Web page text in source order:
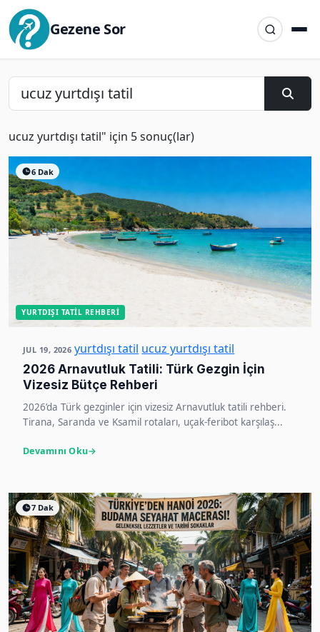
Gezene Sor
ucuz yurtdışı tatil" için 5 sonuç(lar)
6 Dak
YURTDIŞI TATIL REHBERI
JUL 19, 2026 yurtdışı tatil ucuz yurtdışı tatil
2026 Arnavutluk Tatili: Türk Gezgin İçin
Vizesiz Bütçe Rehberi
2026’da Türk gezginler için vizesiz Arnavutluk tatili rehberi.
Tirana, Saranda ve Ksamil rotaları, uçak-feribot karşılaş...
Devamını Oku
7 Dak